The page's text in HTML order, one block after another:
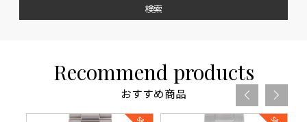
検索
Recommend products
おすすめ商品